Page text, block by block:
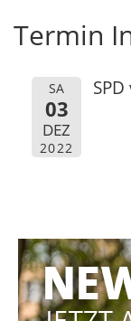
Termin
SA
03
DEZ
2022